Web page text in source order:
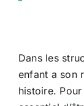
Dans les
enfant a son
histoire.